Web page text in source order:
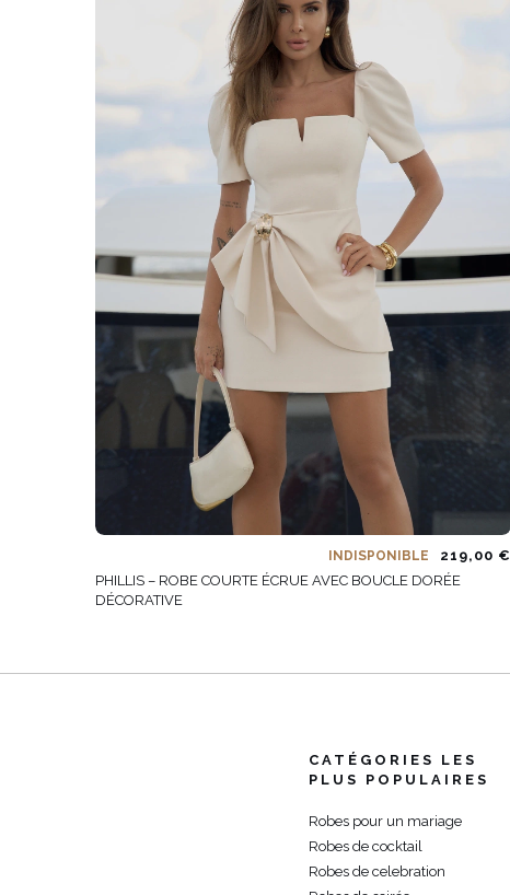
INDISPONIBLE
219,00 €
PHILLIS – ROBE COURTE ÉCRUE AVEC BOUCLE DORÉE
DÉCORATIVE
CATÉGORIES LES
PLUS POPULAIRES
Robes pour un mariage
Robes de cocktail
Robes de celebration